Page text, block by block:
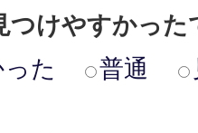
つけやすかった
た
普通